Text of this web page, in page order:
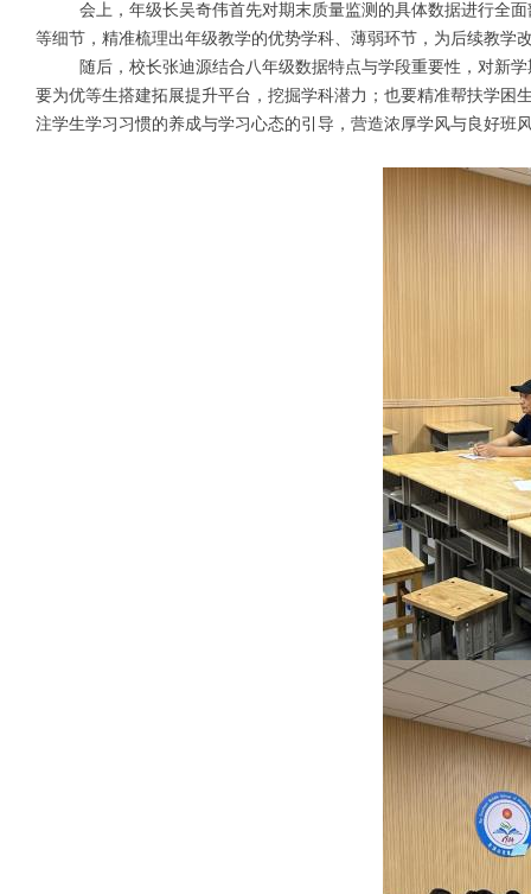
会上，年级长吴奇伟首先对期末质量监测的具体数据进行全
等细节，精准梳理出年级教学的优势学科、薄弱环节，为后续教学
随后，校长张迪源结合八年级数据特点与学段重要性，对新
要为优等生搭建拓展提升平台，挖掘学科潜力；也要精准帮扶学
注学生学习习惯的养成与学习心态的引导，营造浓厚学风与良好班